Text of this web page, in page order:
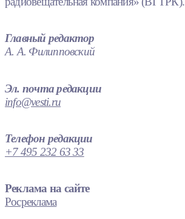
Главный редактор
А. А. Филипповский
Эл. почта редакции
info@vesti.ru
Телефон редакции
+7 495 232 63 33
Реклама на сайте
Росреклама